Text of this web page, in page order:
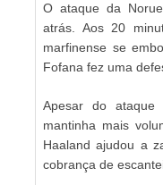
O ataque da
atrás. Aos 20
marfinense se
Fofana fez uma
Apesar do ataque
mantinha mais
Haaland ajudou a
cobrança de